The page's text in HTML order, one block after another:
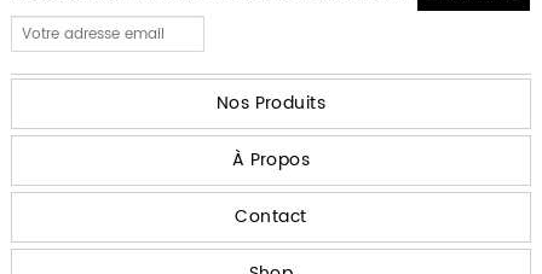
Nos Produits
À Propos
Contact